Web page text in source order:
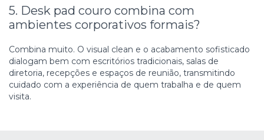
5. Desk pad couro combina com
ambientes corporativos formais?
Combina muito. O visual clean e o acabamento sofisticado
dialogam bem com escritórios tradicionais, salas de
diretoria, recepções e espaços de reunião, transmitindo
cuidado com a experiência de quem trabalha e de quem
visita.